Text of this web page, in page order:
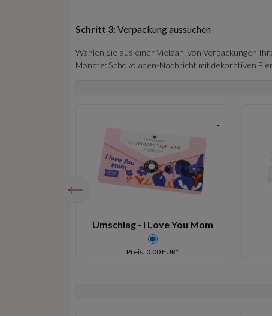
Schritt 3:Verpackung aussuchen
Wählen Sie aus einer Vielzahl von Verpackungen
Monate: Schokoladen-Nachricht mit dekorativen
Umschlag - I Love You Mom
Preis: 0.00 EUR*